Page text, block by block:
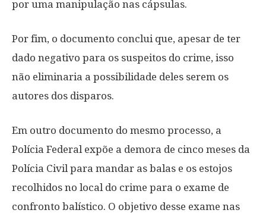
por uma manipulação nas cápsulas.
Por fim, o documento conclui que, apesar de ter
dado negativo para os suspeitos do crime, isso
não eliminaria a possibilidade deles serem os
autores dos disparos.
Em outro documento do mesmo processo, a
Polícia Federal expõe a demora de cinco meses da
Polícia Civil para mandar as balas e os estojos
recolhidos no local do crime para o exame de
confronto balístico. O objetivo desse exame nas